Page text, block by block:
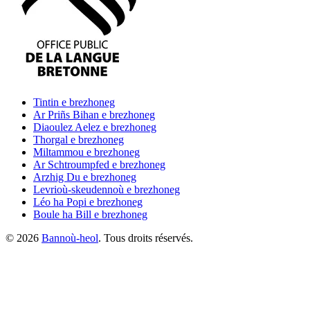
Tintin e brezhoneg
Ar Priñs Bihan e brezhoneg
Diaoulez Aelez e brezhoneg
Thorgal e brezhoneg
Miltammou e brezhoneg
Ar Schtroumpfed e brezhoneg
Arzhig Du e brezhoneg
Levrioù-skeudennoù e brezhoneg
Léo ha Popi e brezhoneg
Boule ha Bill e brezhoneg
© 2026 Bannoù-heol. Tous droits réservés.